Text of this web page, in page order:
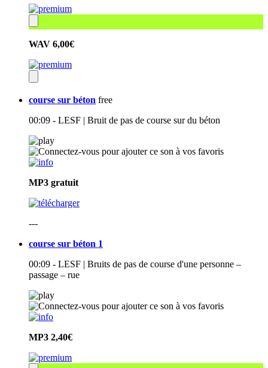
WAV 6,00€
course sur béton free
00:09 - LESF | Bruit de pas de course sur du béton
MP3 gratuit
---
course sur béton 1
00:09 - LESF | Bruits de pas de course d'une personne –
passage – rue
MP3 2,40€